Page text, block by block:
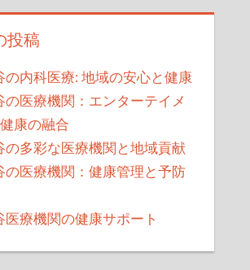
投稿
の内科医療: 地域の安心と健康
の医療機関：エンターテイメ
康の融合
の多彩な医療機関と地域貢献
の医療機関：健康管理と予防
医療機関の健康サポート